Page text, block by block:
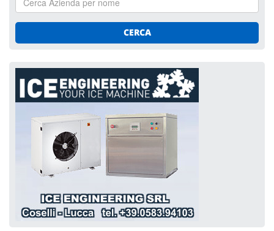
CERCA